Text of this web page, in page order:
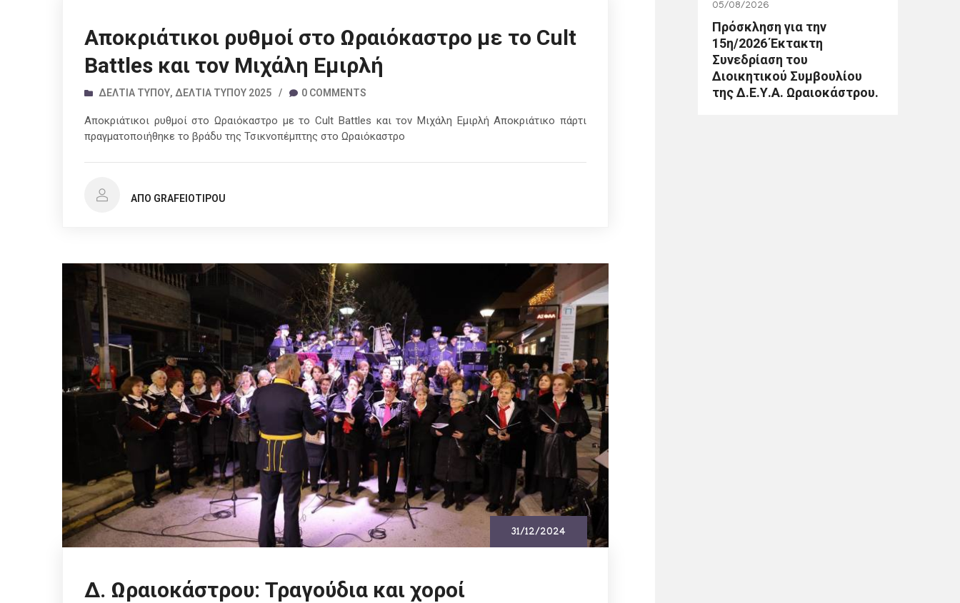
Αποκριάτικοι ρυθμοί στο Ωραιόκαστρο με το Cult
Battles και τον Μιχάλη Εμιρλή
ΔΕΛΤΊΑ ΤΎΠΟΥ, ΔΕΛΤΊΑ ΤΎΠΟΥ 2025 / 0 COMMENTS
Αποκριάτικοι ρυθμοί στο Ωραιόκαστρο με το Cult Battles και τον Μιχάλη Εμιρλή Αποκριάτικο πάρτι
πραγματοποιήθηκε το βράδυ της Τσικνοπέμπτης στο Ωραιόκαστρο
ΑΠΌ GRAFEIOTIPOU
31/12/2024
Δ. Ωραιοκάστρου: Τραγούδια και χοροί
05/08/2026
Πρόσκληση για την
15η/2026 Έκτακτη
Συνεδρίαση του
Διοικητικού Συμβουλίου
της Δ.Ε.Υ.Α. Ωραιοκάστρου.